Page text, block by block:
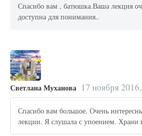
Спасибо вам , батюшка.Ваша лекция
доступна для понимания..
Светлана Муханова 17 ноября
Спасибо вам большое. Очень
лекции. Я слушала с упоением. Храни